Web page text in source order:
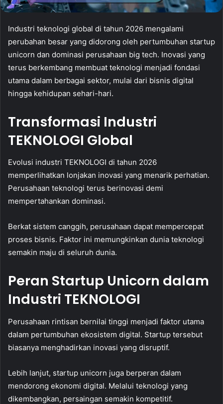
Industri teknologi global di tahun 2026 mengalami
perubahan besar yang didorong oleh pertumbuhan startup
unicorn dan dominasi perusahaan big tech. Inovasi yang
terus berkembang membuat teknologi menjadi fondasi
utama dalam berbagai sektor, mulai dari bisnis digital
hingga kehidupan sehari-hari.
Transformasi Industri
TEKNOLOGI Global
Evolusi industri TEKNOLOGI di tahun 2026
memperlihatkan lonjakan inovasi yang menarik perhatian.
Perusahaan teknologi terus berinovasi demi
mempertahankan dominasi.
Berkat sistem canggih, perusahaan dapat mempercepat
proses bisnis. Faktor ini memungkinkan dunia teknologi
semakin maju di seluruh dunia.
Peran Startup Unicorn dalam
Industri TEKNOLOGI
Perusahaan rintisan bernilai tinggi menjadi faktor utama
dalam pertumbuhan ekosistem digital. Startup tersebut
biasanya menghadirkan inovasi yang disruptif.
Lebih lanjut, startup unicorn juga berperan dalam
mendorong ekonomi digital. Melalui teknologi yang
dikembangkan, persaingan semakin kompetitif.